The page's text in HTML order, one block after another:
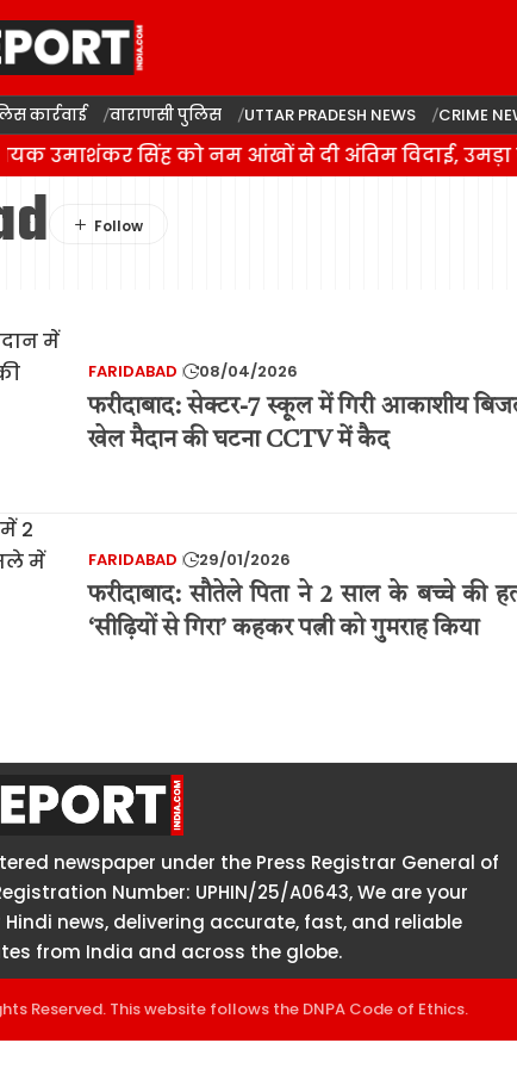
कार्रवाई वाराणसी पुलिस UTTAR PRADESH NEWS CRIME
उमाशंकर सिंह को नम आंखों से दी अंतिम विदाई,
FARIDABAD 08/04/2026
फरीदाबाद: सेक्टर-7 स्कूल में गिरी आकाशीय
खेल मैदान की घटना CCTV में कैद
FARIDABAD 29/01/2026
फरीदाबाद: सौतेले पिता ने 2 साल के बच्चे की
‘सीढ़ियों से गिरा’ कहकर पत्नी को गुमराह किया
newspaper under the Press Registrar General of
Number: UPHIN/25/A0643, We are your
news, delivering accurate, fast, and reliable
from India and across the globe.
Reserved. This website follows the DNPA Code of Ethics.